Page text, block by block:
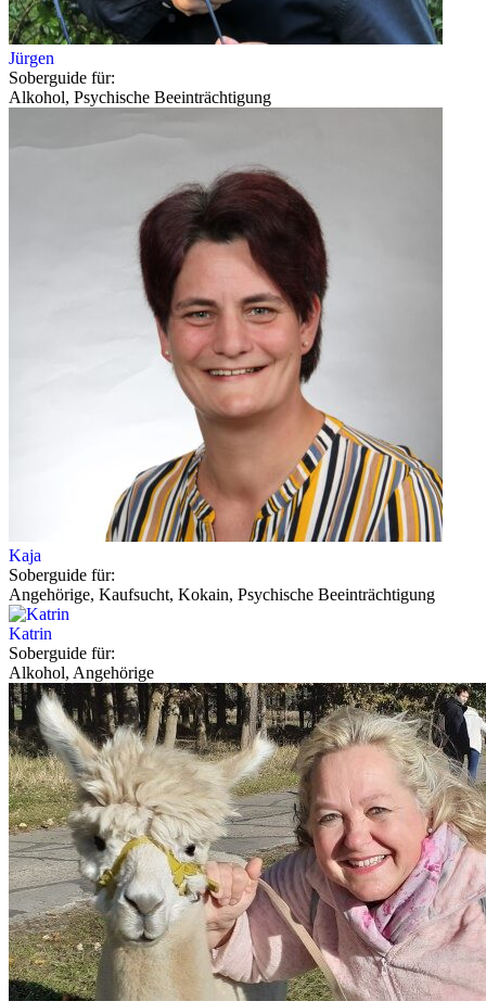
Jürgen
Soberguide für:
Alkohol, Psychische Beeinträchtigung
Kaja
Soberguide für:
Angehörige, Kaufsucht, Kokain, Psychische Beeinträchtigung
Katrin
Soberguide für:
Alkohol, Angehörige